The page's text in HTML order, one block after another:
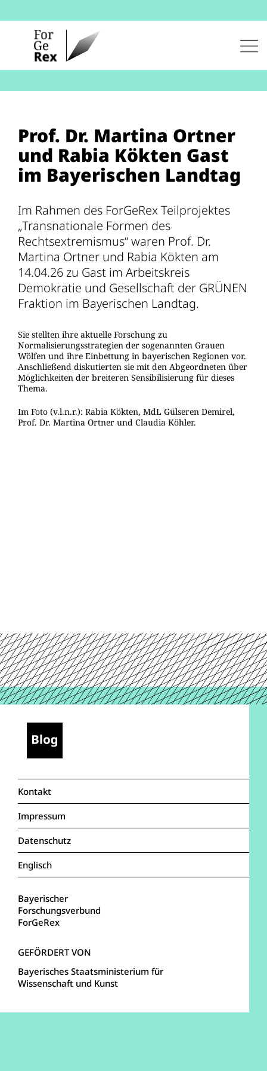
Prof. Dr. Martina Ortner
und Rabia Kökten Gast
im Bayerischen Landtag
Im Rahmen des ForGeRex Teilprojektes
„Transnationale Formen des
Rechtsextremismus“ waren Prof. Dr.
Martina Ortner und Rabia Kökten am
14.04.26 zu Gast im Arbeitskreis
Demokratie und Gesellschaft der GRÜNEN
Fraktion im Bayerischen Landtag.
Sie stellten ihre aktuelle Forschung zu
Normalisierungsstrategien der sogenannten Grauen
Wölfen und ihre Einbettung in bayerischen Regionen vor.
Anschließend diskutierten sie mit den Abgeordneten über
Möglichkeiten der breiteren Sensibilisierung für dieses
Thema.
Im Foto (v.l.n.r.): Rabia Kökten, MdL Gülseren Demirel,
Prof. Dr. Martina Ortner und Claudia Köhler.
Kontakt
Impressum
Datenschutz
Englisch
Bayerischer
Forschungsverbund
ForGeRex
Bayerisches Staatsministerium für
Wissenschaft und Kunst